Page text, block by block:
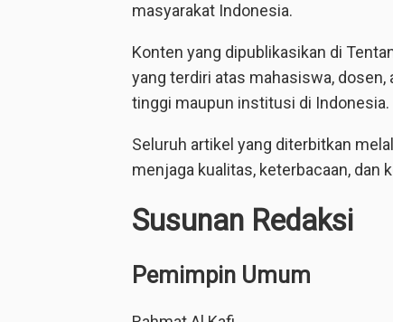
masyarakat Indonesia.
Konten yang dipublikasikan di
yang terdiri atas mahasiswa,
tinggi maupun institusi di Indonesia.
Seluruh artikel yang diterbitkan
menjaga kualitas, keterbacaan, dan
Susunan Redaksi
Pemimpin Umum